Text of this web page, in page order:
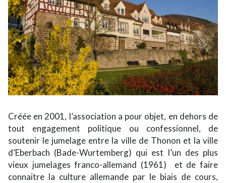
Créée en 2001, l’association a pour objet, en dehors de
tout engagement politique ou confessionnel, de
soutenir le jumelage entre la ville de Thonon et la ville
d’Eberbach (Bade-Wurtemberg) qui est l’un des plus
vieux jumelages franco-allemand (1961) et de faire
connaitre la culture allemande par le biais de cours,